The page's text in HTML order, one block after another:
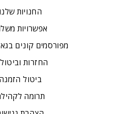
החנויות שלנו
אפשרויות
מפורסמים קונים
החזרות
ביטול הזמנה
תרומה